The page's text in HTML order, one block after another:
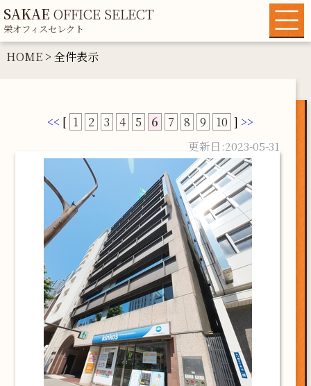
SAKAE OFFICE SELECT
栄オフィスセレクト
HOME> 全件表示
<< [ 1 2 3 4 5 6 7 8 9 10 ] >>
2023-05-31
HOME
各種条件から探す
運営者情報
マイリスト
お問い合わせ